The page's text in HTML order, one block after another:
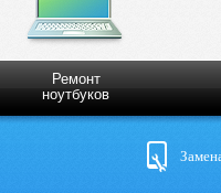
Ремонт
ноутбуков